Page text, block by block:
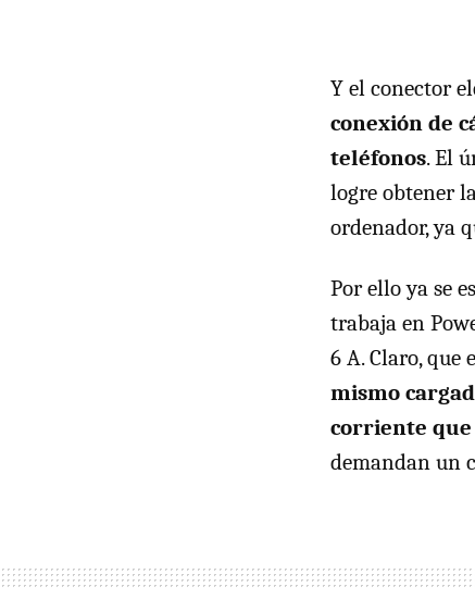
Y el conector
conexión de
teléfonos. El
logre obtener
ordenador, ya
Por ello ya se
trabaja en
6 A. Claro, que
mismo
corriente que
demandan un